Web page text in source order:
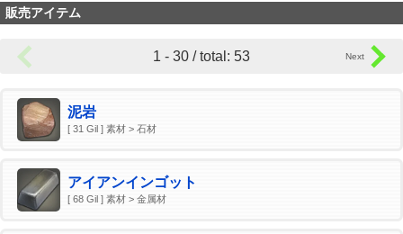
販売アイテム
1 - 30 / total: 53
泥岩
[ 31 Gil ] 素材 > 石材
アイアンインゴット
[ 68 Gil ] 素材 > 金属材